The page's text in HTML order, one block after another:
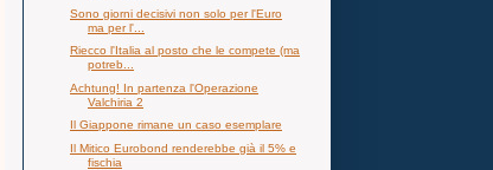
Sono giorni decisivi non solo per l'Euro
ma per l'...
Riecco l'Italia al posto che le compete (ma
potreb...
Achtung! In partenza l'Operazione
Valchiria 2
Il Giappone rimane un caso esemplare
Il Mitico Eurobond renderebbe già il 5% e
fischia